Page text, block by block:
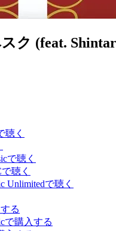
ク (feat.